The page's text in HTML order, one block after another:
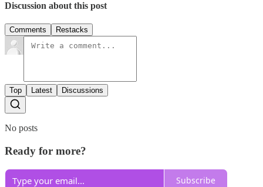
Discussion about this post
Comments Restacks
Top Latest Discussions
No posts
Ready for more?
Subscribe